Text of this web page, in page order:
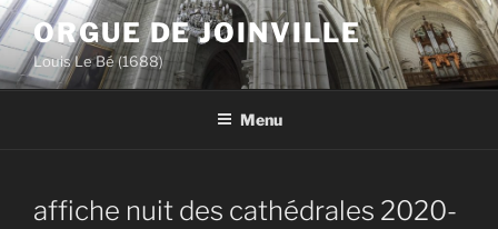
Aller
au
contenu
principal
ORGUE DE JOINVILLE
Louis Le Bé (1688)
Menu
affiche nuit des cathédrales 2020-